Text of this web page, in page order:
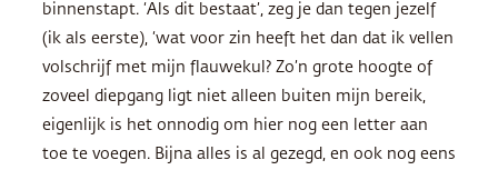
binnenstapt. ‘Als dit bestaat’, zeg je dan tegen jezelf
(ik als eerste), ‘wat voor zin heeft het dan dat ik vellen
volschrijf met mijn flauwekul? Zo’n grote hoogte of
zoveel diepgang ligt niet alleen buiten mijn bereik,
eigenlijk is het onnodig om hier nog een letter aan
toe te voegen. Bijna alles is al gezegd, en ook nog eens